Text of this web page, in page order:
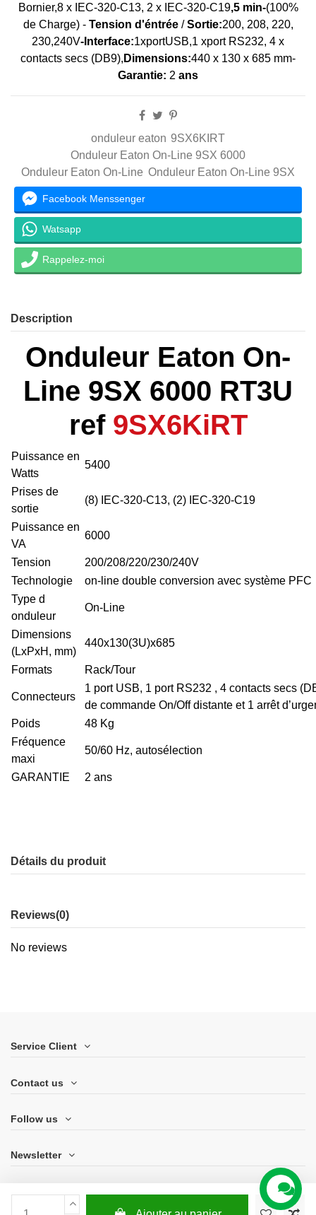
Bornier,8 x IEC-320-C13, 2 x IEC-320-C19,5 min-(100%
de Charge) -Tension d'éntrée/Sortie:200, 208, 220,
230,240V-Interface:1xportUSB,1 xport RS232, 4 x
contacts secs (DB9), Dimensions:440 x 130 x 685 mm-
Garantie: 2 ans
onduleur eaton 9SX6KIRT
Onduleur Eaton On-Line 9SX 6000
Onduleur Eaton On-Line Onduleur Eaton On-Line 9SX
Facebook Menssenger
Watsapp
Rappelez-moi
Description
Onduleur Eaton On-
Line 9SX 6000 RT3U
ref 9SX6KiRT
Puissance en
Watts
5400
Prises de
sortie
(8) IEC-320-C13, (2) IEC-320-C19
Puissance en
VA
6000
Tension
200/208/220/230/240V
Technologie
on-line double conversion avec système PFC
Type d
onduleur
On-Line
Dimensions
(LxPxH, mm)
440x130(3U)x685
Formats Rack/Tour
Connecteurs
1 port USB, 1 port RS232 , 4 contacts secs
de commande On/Off distante et 1 arrêt
Poids
48 Kg
Fréquence
maxi
50/60 Hz, autosélection
GARANTIE 2 ans
Détails du produit
Reviews(0)
No reviews
Service Client
Contact us
Follow us
Newsletter